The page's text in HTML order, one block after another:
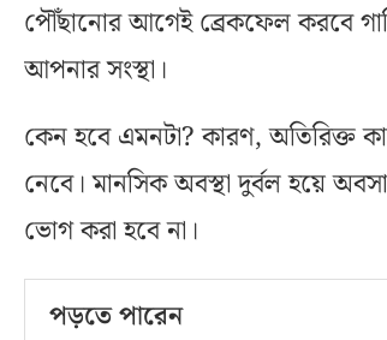
পৌঁছানোর আগেই ব্রেকফেল করবে
আপনার সংস্থা।
কেন হবে এমনটা? কারণ, অতিরিক্ত
নেবে। মানসিক অবস্থা দুর্বল হয়ে
ভোগ করা হবে না।
পড়তে পারেন